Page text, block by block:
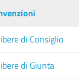
di Consiglio
di Giunta